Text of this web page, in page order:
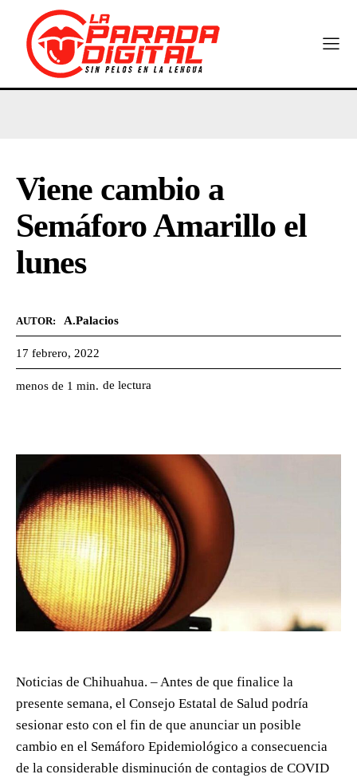
Viene cambio a
Semáforo Amarillo el
lunes
AUTOR: A.Palacios
17 febrero, 2022
menos de 1 min. de lectura
Noticias de Chihuahua. – Antes de que finalice la
presente semana, el Consejo Estatal de Salud podría
sesionar esto con el fin de que anunciar un posible
cambio en el Semáforo Epidemiológico a consecuencia
de la considerable disminución de contagios de COVID